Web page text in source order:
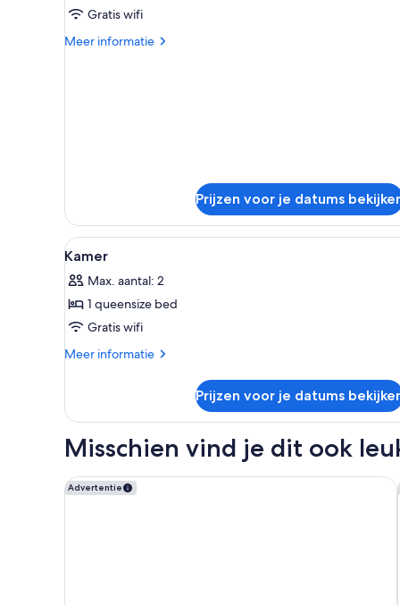
Gratis wifi
Meer informatie
Meer
Prijzen voor je datums
Alle
foto's
voor
Kamer
laden
Een hotelkamer met een
2
Kamer
Max. aantal: 2
1 queensize bed
Gratis wifi
Meer informatie
Meer
Prijzen voor je datums
Misschien vind je dit ook
Advertentie
Vintage Hotel Brussels